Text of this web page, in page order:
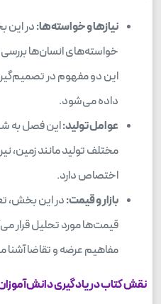
نیازها و خواسته‌ها:در این
خواسته‌های انسان‌ها
این دو مفهوم در
داده می‌شود.
عوامل تولید:این فصل به
مختلف تولید مانند زمین،
اختصاص دارد.
بازار و قیمت:در این بخش،
قیمت‌ها مورد تحلیل قرار
مفاهیم عرضه و تقاضا
نقش کتاب در یادگیری